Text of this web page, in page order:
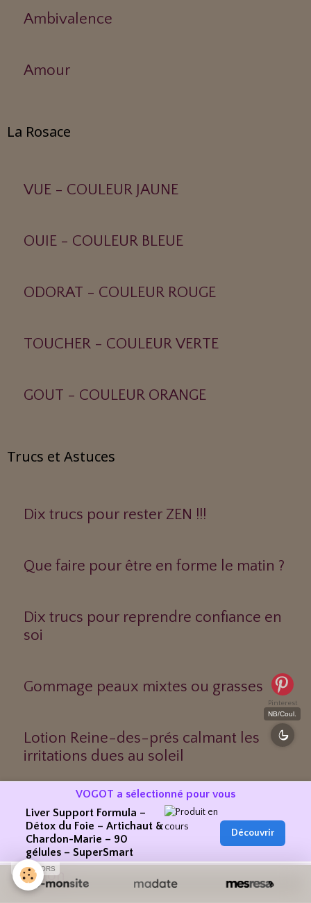
Ambivalence
Amour
La Rosace
VUE - COULEUR JAUNE
OUIE - COULEUR BLEUE
ODORAT - COULEUR ROUGE
TOUCHER - COULEUR VERTE
GOUT - COULEUR ORANGE
Trucs et Astuces
Dix trucs pour rester ZEN !!!
Que faire pour être en forme le matin ?
Dix trucs pour reprendre confiance en
soi
Gommage peaux mixtes ou grasses
Lotion Reine-des-prés calmant les
irritations dues au soleil
Huiles massages
Coton
Pinterest
NB/Coul.
VOGOT a sélectionné pour vous
Liver Support Formula –
Détox du Foie – Artichaut &
Chardon-Marie – 90
gélules – SuperSmart
Découvrir
SPONSORS